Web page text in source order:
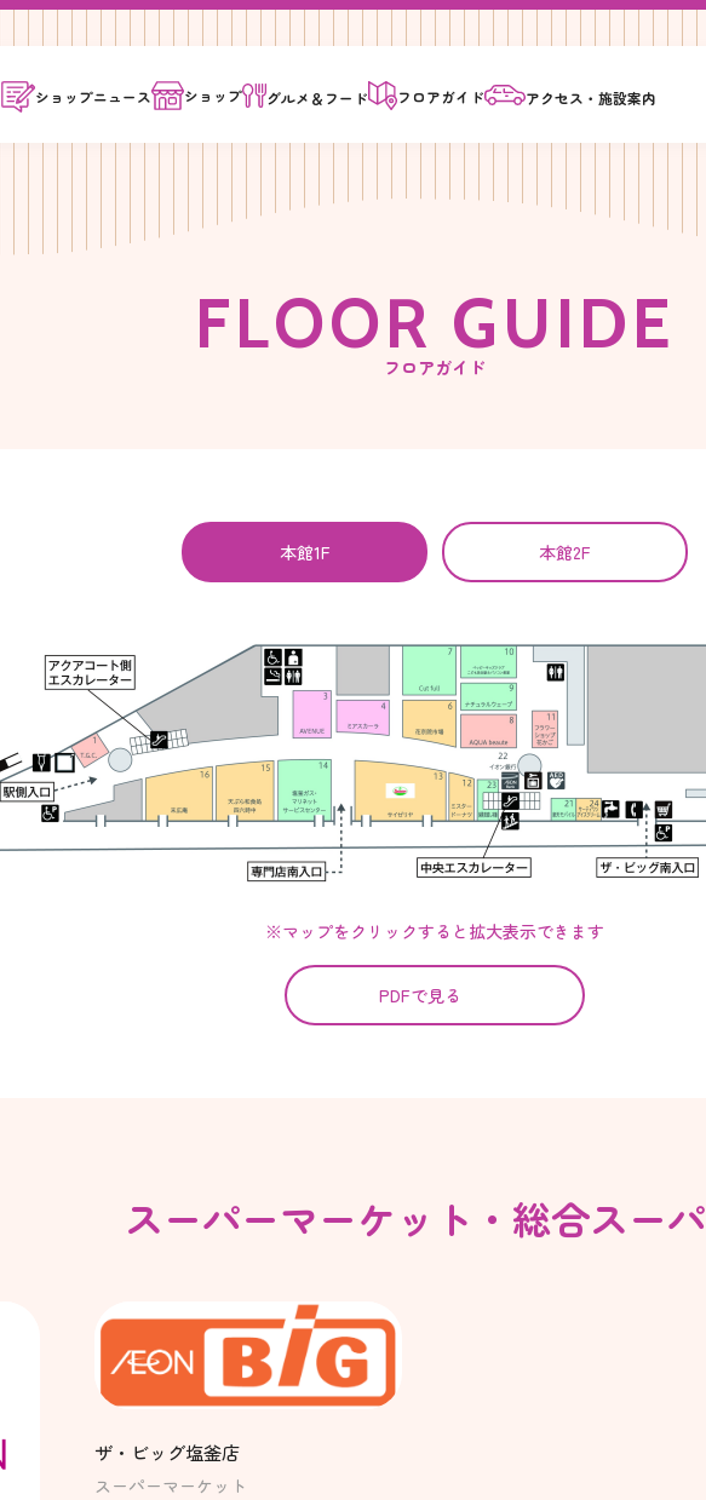
ショップニュース ショップ グルメ＆ フード フロアガイド アクセス・施設案内
FLOOR GUIDE
フロアガイド
本館1F 本館2F
※マップをクリックすると拡大表示できます
PDFで見る
スーパーマーケット・ 総合スー
ザ・ビッグ塩釜店
スーパーマーケット